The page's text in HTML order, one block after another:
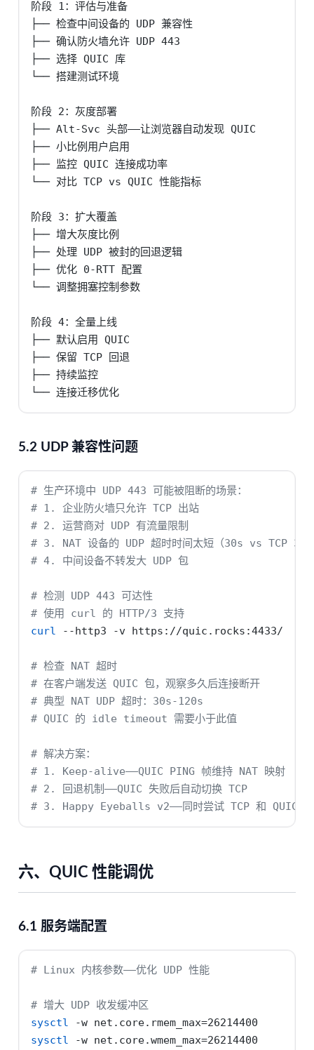
阶段 1：评估与准备
├── 检查中间设备的 UDP 兼容性
├── 确认防火墙允许 UDP 443
├── 选择 QUIC 库
└── 搭建测试环境
阶段 2：灰度部署
├── Alt-Svc 头部——让浏览器自动发现 QUIC
├── 小比例用户启用
├── 监控 QUIC 连接成功率
└── 对比 TCP vs QUIC 性能指标
阶段 3：扩大覆盖
├── 增大灰度比例
├── 处理 UDP 被封的回退逻辑
├── 优化 0-RTT 配置
└── 调整拥塞控制参数
阶段 4：全量上线
├── 默认启用 QUIC
├── 保留 TCP 回退
├── 持续监控
└── 连接迁移优化
5.2 UDP 兼容性问题
# 生产环境中 UDP 443 可能被阻断的场景：
# 1. 企业防火墙只允许 TCP 出站
# 2. 运营商对 UDP 有流量限制
# 3. NAT 设备的 UDP 超时时间太短（30s vs TCP
# 4. 中间设备不转发大 UDP 包
# 检测 UDP 443 可达性
# 使用 curl 的 HTTP/3 支持
curl
--http3 -v https://quic.rocks:4433/
# 检查 NAT 超时
# 在客户端发送 QUIC 包，观察多久后连接断开
# 典型 NAT UDP 超时：30s-120s
# QUIC 的 idle timeout 需要小于此值
# 解决方案：
# 1. Keep-alive——QUIC PING 帧维持 NAT 映射
# 2. 回退机制——QUIC 失败后自动切换 TCP
# 3. Happy Eyeballs v2——同时尝试 TCP 和 QUIC
六、QUIC 性能调优
6.1 服务端配置
# Linux 内核参数——优化 UDP 性能
# 增大 UDP 收发缓冲区
sysctl
-w net.core.rmem_max=26214400
sysctl
-w net.core.wmem_max=26214400